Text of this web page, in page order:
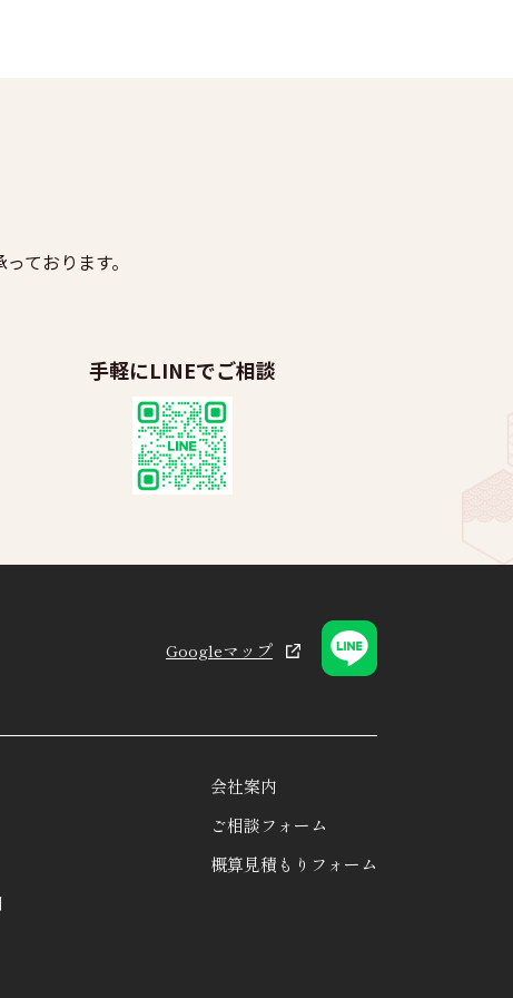
ております。
手軽にLINEでご相談
Googleマップ
会社案内
ご相談フォーム
概算見積もりフォーム